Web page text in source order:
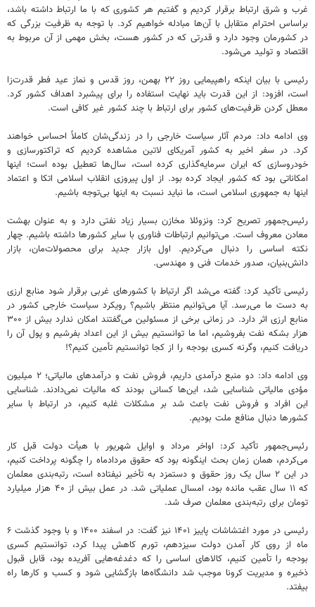
غرب و شرق ارتباط برقرار کردیم و گفتیم هر کشوری که با ما ارتباط داشته باشد،
براساس احترام متقابل با آن‌ها مبادله خواهیم کرد. با توجه به ظرفیت بزرگی که
در کشورمان وجود دارد و قدرتی که در کشور هست، بخش مهمی از آن مربوط به
اقتصاد و تولید می‌شود.
رئیسی با بیان اینکه راهپیمایی روز ۲۲ بهمن، روز قدس و نماز عید فطر قدرت‌زا
است، افزود: از این قدرت باید نهایت استفاده را برای پیشبرد اهداف کشور کرد.
معطل کردن ظرفیت‌های کشور برای ارتباط با چند کشور غیر کافی است.
وی ادامه داد: مردم آثار سیاست‌ خارجی را در زندگی‌شان کاملاً احساس خواهند
کرد. در سفر اخیر به کشور آمریکای لاتین مشاهده کردیم که تراکتورسازی و
خودروسازی که ایران سرمایه‌گذاری کرده است، سال‌ها تعطیل بوده است؛ اینها
امکاناتی بود که کشور ایجاد کرده بود. از اول پیروزی انقلاب اسلامی اتکا و اعتماد
اینها به جمهوری اسلامی است، ما نباید نسبت به اینها بی‌توجه باشیم.
رئیس‌جمهور تصریح کرد: ونزوئلا مخازن بسیار زیاد نفتی دارد و به عنوان بهشت
معادن معروف است. می‌توانیم ارتباطات فناوری با سایر کشورها داشته باشیم. چهار
نکته اساسی را دنبال می‌کردیم. اول بازار جدید برای محصولات‌مان، بازار
دانش‌بنیان، صدور خدمات فنی و مهندسی.
رئیسی تأکید کرد: گفته می‌شد اگر ارتباط با کشورهای غربی برقرار شود منابع ارزی
به دست‌ ما می‌رسد. آیا می‌توانیم منتظر باشیم؟ رویکرد سیاست خارجی کشور در
منابع ارزی اثر دارد. در زمانی برخی از مسئولین می‌گفتند امکان ندارد بیش از ۳۰۰
هزار بشکه نفت بفروشیم، اما ما توانستیم بیش از این اعداد بفرشیم و پول آن را
دریافت کنیم، وگرنه کسری بودجه را از کجا توانستیم تأمین کنیم؟!
وی ادامه داد: دو منبع درآمدی داریم، فروش نفت و درآمدهای مالیاتی؛ ۲ میلیون
مؤدی مالیاتی شناسایی شد، این‌ها کسانی بودند که مالیات نمی‌دادند. شناسایی
این افراد و فروش نفت باعث شد بر مشکلات غلبه کنیم، در ارتباط با سایر
کشورها دنبال منافع ملت بودیم.
رئیس‌جمهور تأکید کرد: اواخر مرداد و اوایل شهریور با هیأت دولت قبل کار
می‌کردم، همان زمان بحث اینگونه بود که حقوق مردادماه را چگونه پرداخت کنیم،
در این ۲ سال یک روز حقوق و دستمزد به تأخیر نیفتاده است، رتبه‌بندی معلمان
که ۱۱ سال عقب‌ مانده بود، امسال عملیاتی شد. در عمل بیش از ۴۰ هزار میلیارد
تومان برای رتبه‌بندی معلمان صرف شد.
رئیسی در مورد اغتشاشات پاییز ۱۴۰۱ نیز گفت: در اسفند ۱۴۰۰ و با وجود گذشت ۶
ماه از روی کار آمدن دولت سیزدهم، تورم کاهش پیدا کرد، توانستیم کسری
بودجه را تأمین کنیم، کالاهای اساسی را که دغدغه‌هایی آفریده بود، قابل قبول
ذخیره و مدیریت کرونا موجب شد دانشگاه‌ها بازگشایی شود و کسب و کارها راه
بیفتد.